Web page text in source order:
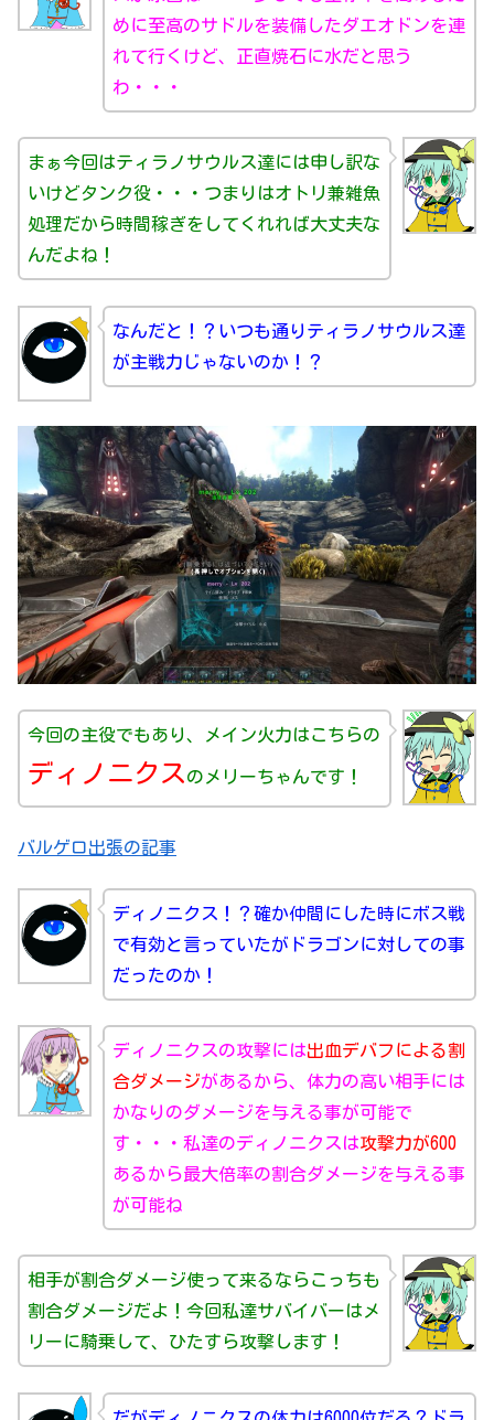
めに至高のサドルを装備したダエオドンを連
れて行くけど、正直焼石に水だと思う
わ・・・
まぁ今回はティラノサウルス達には申し訳な
いけどタンク役・・・つまりはオトリ兼雑魚
処理だから時間稼ぎをしてくれれば大丈夫な
んだよね！
なんだと！？いつも通りティラノサウルス達
が主戦力じゃないのか！？
今回の主役でもあり、メイン火力はこちらの
ディノニクス のメリーちゃんです！
バルゲロ出張の記事
ディノニクス！？確か仲間にした時にボス戦
で有効と言っていたがドラゴンに対しての事
だったのか！
ディノニクスの攻撃には出血デバフによる割
合ダメージがあるから、体力の高い相手には
かなりのダメージを与える事が可能で
す・・・私達のディノニクスは攻撃力が600
あるから最大倍率の割合ダメージを与える事
が可能ね
相手が割合ダメージ使って来るならこっちも
割合ダメージだよ！今回私達サバイバーはメ
リーに騎乗して、ひたすら攻撃します！